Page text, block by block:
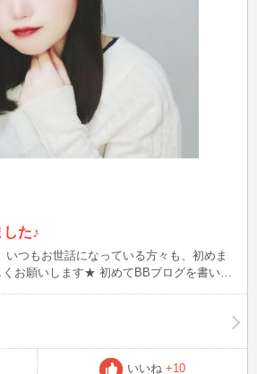
た♪
いつもお世話になっている方々も、初めま
★ 初めてBBブログを書いて
いいね +10